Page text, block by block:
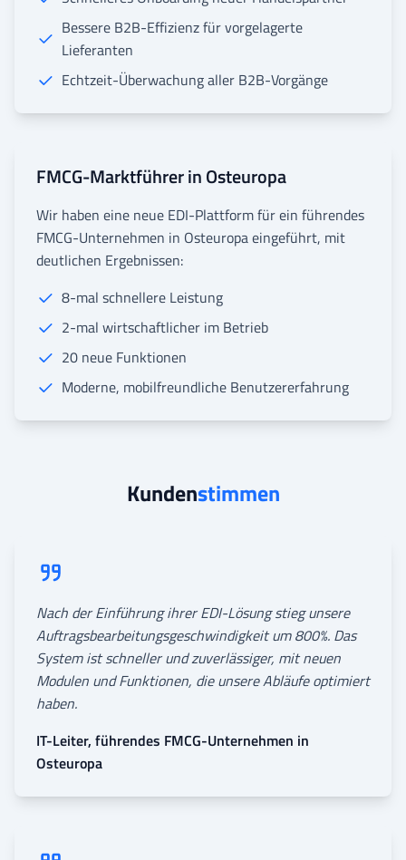
Bessere B2B-Effizienz für vorgelagerte
Lieferanten
Echtzeit-Überwachung aller B2B-Vorgänge
FMCG-Marktführer in Osteuropa
Wir haben eine neue EDI-Plattform für ein führendes
FMCG-Unternehmen in Osteuropa eingeführt, mit
deutlichen Ergebnissen:
8-mal schnellere Leistung
2-mal wirtschaftlicher im Betrieb
20 neue Funktionen
Moderne, mobilfreundliche Benutzererfahrung
Kundenstimmen
Nach der Einführung ihrer EDI-Lösung stieg unsere
Auftragsbearbeitungsgeschwindigkeit um 800%. Das
System ist schneller und zuverlässiger, mit neuen
Modulen und Funktionen, die unsere Abläufe optimiert
haben.
IT-Leiter, führendes FMCG-Unternehmen in
Osteuropa